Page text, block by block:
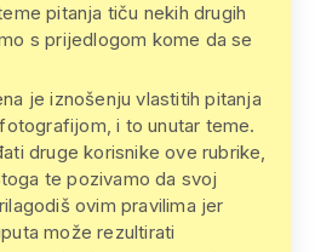
pitanja tiču nekih drugih
s prijedlogom kome da se
je iznošenju vlastitih pitanja
i to unutar teme.
druge korisnike ove rubrike,
te pozivamo da svoj
ovim pravilima jer
može rezultirati